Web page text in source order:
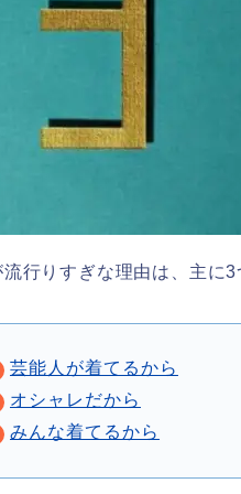
行りすぎな理由は、主に
芸能人が着てるから
オシャレだから
みんな着てるから